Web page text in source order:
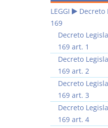
LEGGI Decreto
169
Decreto
169 art. 1
Decreto
169 art. 2
Decreto
169 art. 3
Decreto
169 art. 4